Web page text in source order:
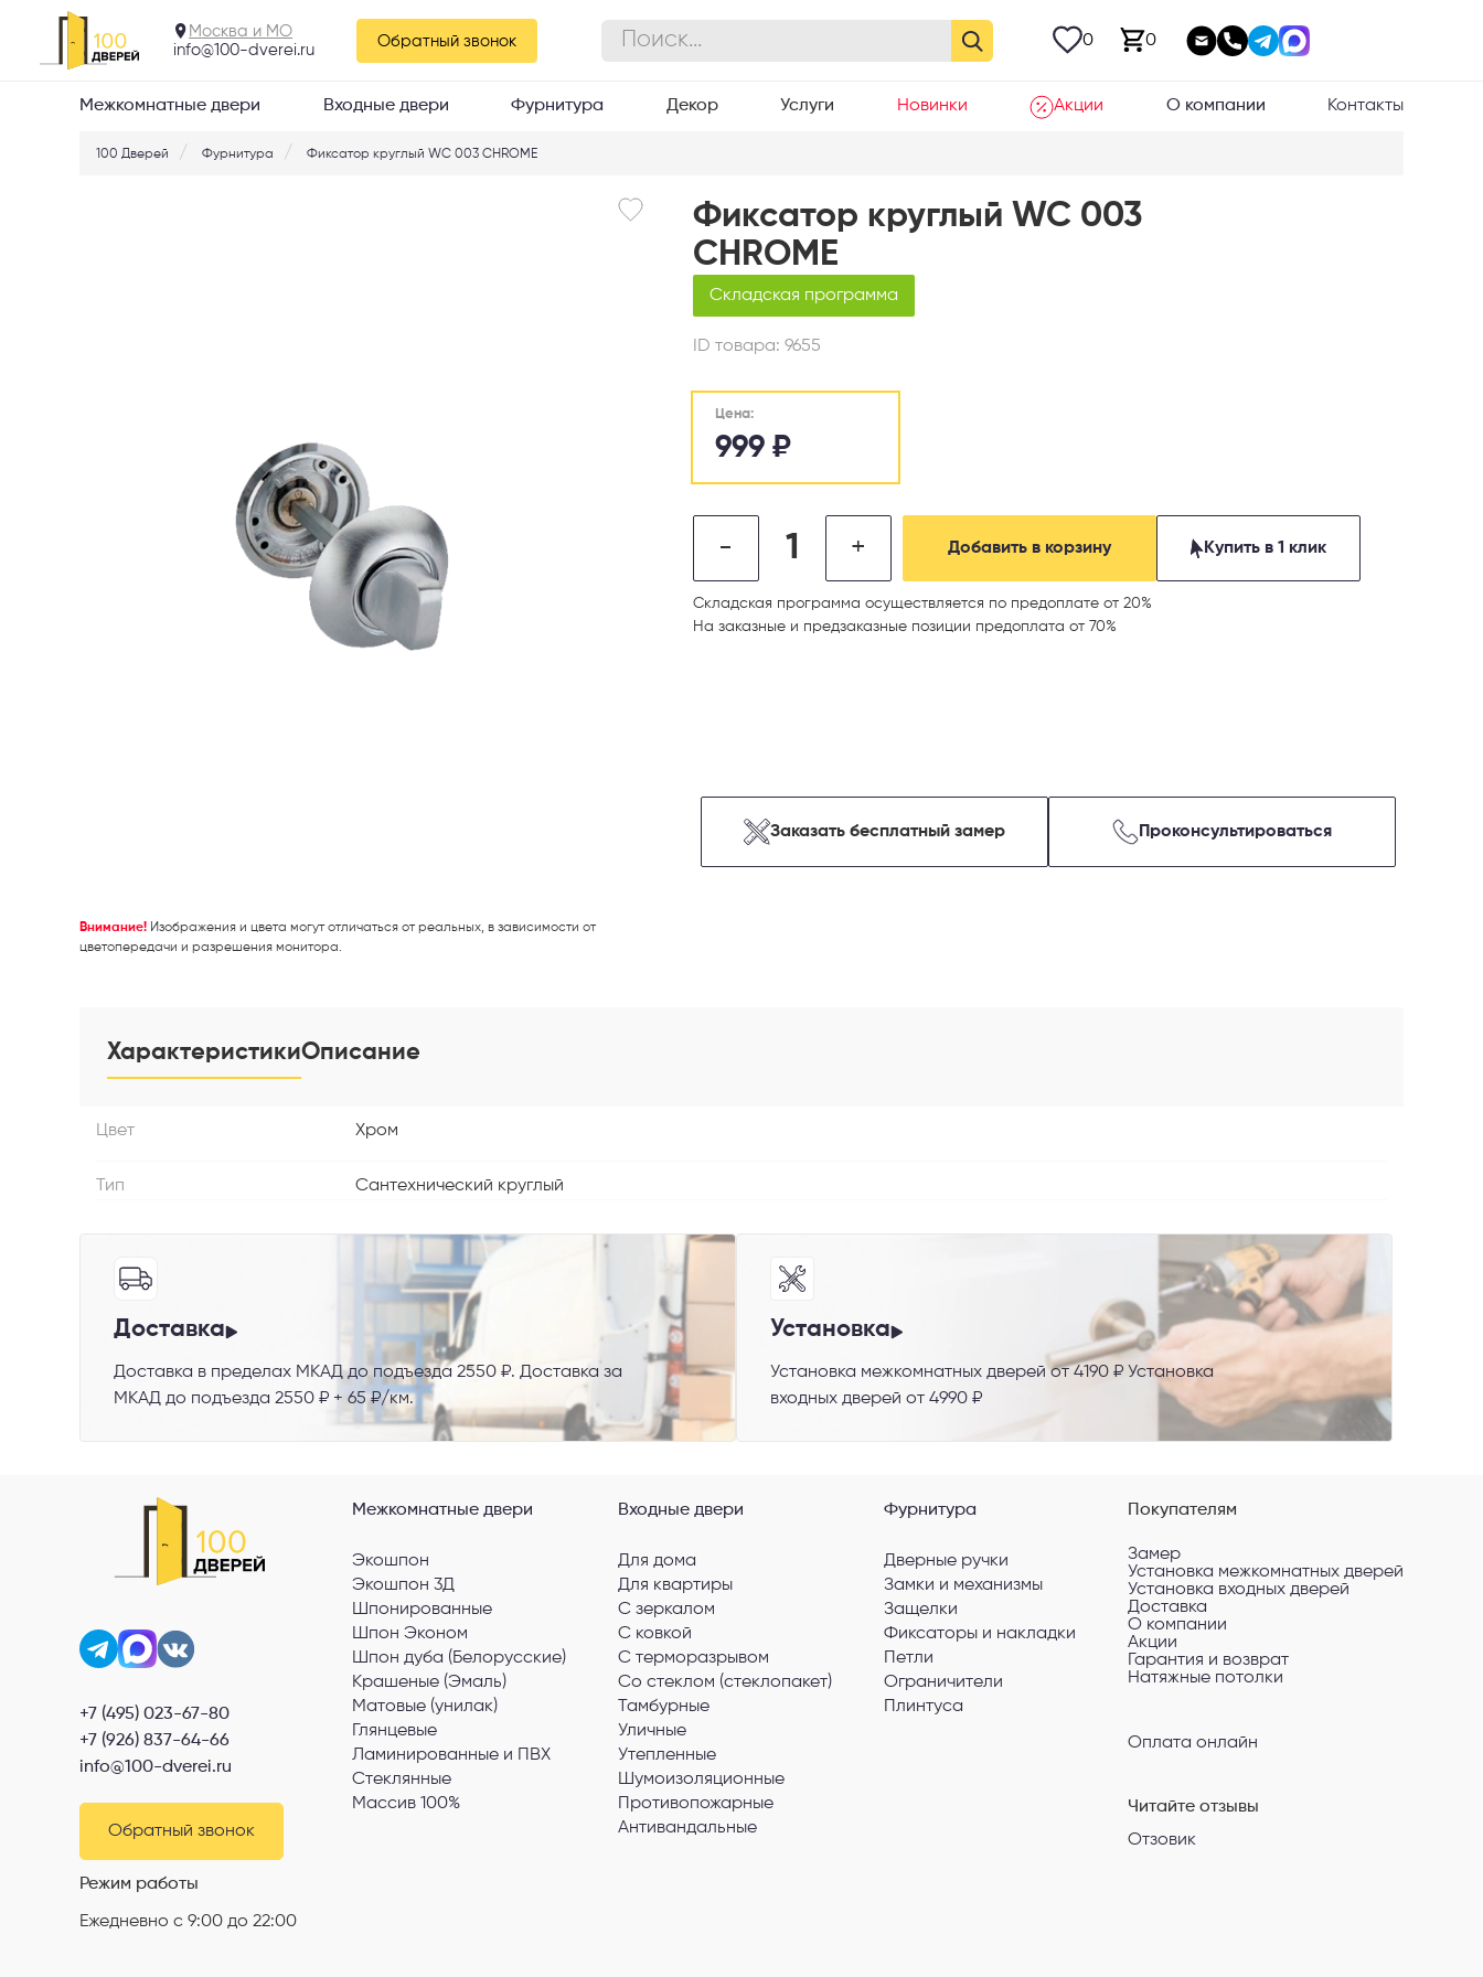
Москва и МО
info@100-dverei.ru
Обратный звонок 0 0
Межкомнатные двери Входные двери Фурнитура Декор Услуги Новинки Акции О компании Контакты
100 Дверей Фурнитура Фиксатор круглый WC 003 CHROME
Внимание! Изображения и цвета могут отличаться от реальных, в зависимости от
цветопередачи и разрешения монитора.
Фиксатор круглый WC 003
CHROME
Складская программа
ID товара: 9655
Цена:
999 ₽
- + Купить в 1 клик
Добавить в корзину
Складская программа осуществляется по предоплате от 20%
На заказные и предзаказные позиции предоплата от 70%
Заказать бесплатный замер Проконсультироваться
ХарактеристикиОписание
Цвет Хром
Тип Сантехнический круглый
Доставка
Доставка в пределах МКАД до подъезда 2550 ₽. Доставка за
МКАД до подъезда 2550 ₽ + 65 ₽/км.
Установка
Установка межкомнатных дверей от 4190 ₽ Установка
входных дверей от 4990 ₽
+7 (495) 023-67-80
+7 (926) 837-64-66
info@100-dverei.ru
Обратный звонок
Режим работы
Ежедневно с 9:00 до 22:00
Межкомнатные двери
Экошпон
Экошпон 3Д
Шпонированные
Шпон Эконом
Шпон дуба (Белорусские)
Крашеные (Эмаль)
Матовые (унилак)
Глянцевые
Ламинированные и ПВХ
Стеклянные
Массив 100%
Входные двери
Для дома
Для квартиры
С зеркалом
С ковкой
С терморазрывом
Со стеклом (стеклопакет)
Тамбурные
Уличные
Утепленные
Шумоизоляционные
Противопожарные
Антивандальные
Фурнитура
Дверные ручки
Замки и механизмы
Защелки
Фиксаторы и накладки
Петли
Ограничители
Плинтуса
Покупателям
Замер
Установка межкомнатных дверей
Установка входных дверей
Доставка
О компании
Акции
Гарантия и возврат
Натяжные потолки
Оплата онлайн
Читайте отзывы
Отзовик
Выберите способ связи
Перезвонить Telegram
Политикой конфиденциальности и даю согласие на обработку персональных